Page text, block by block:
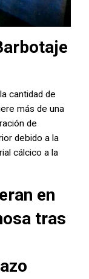
cantidad de
más de una
de
debido a la
cálcico a la
en
tras